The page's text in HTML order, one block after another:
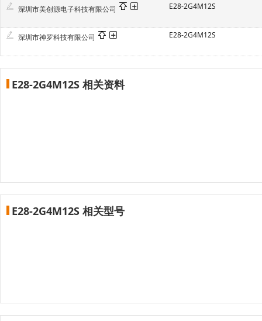
深圳市美创源电子科技有限公司 E28-2G4M12S
深圳市神罗科技有限公司 E28-2G4M12S
E28-2G4M12S 相关资料
E28-2G4M12S 相关型号